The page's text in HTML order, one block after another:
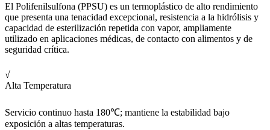
El Polifenilsulfona (PPSU) es un termoplástico de alto rendimiento
que presenta una tenacidad excepcional, resistencia a la hidrólisis y
capacidad de esterilización repetida con vapor, ampliamente
utilizado en aplicaciones médicas, de contacto con alimentos y de
seguridad crítica.
√
Alta Temperatura
Servicio continuo hasta 180℃; mantiene la estabilidad bajo
exposición a altas temperaturas.